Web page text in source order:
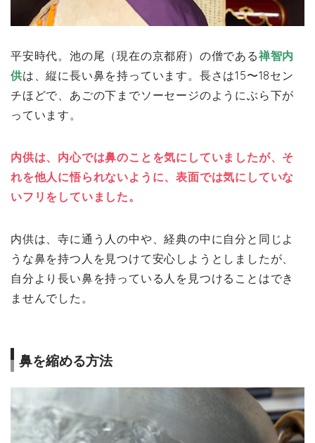
平安時代。池の尾（現在の京都府）の僧である禅智内
供は、縦に長い鼻を持っています。長さは15〜18セン
チほどで、あごの下までソーセージのようにぶら下が
っています。
内供は、内心では鼻のことを気にしていましたが、そ
れを他人に悟られないように、表面では気にしていな
いフリをしていました。
内供は、寺に通う人の中や、経典の中に自分と同じよ
うな鼻を持つ人を見つけて安心しようとしましたが、
自分より長い鼻を持っている人を見つけることはでき
ませんでした。
鼻を縮める方法